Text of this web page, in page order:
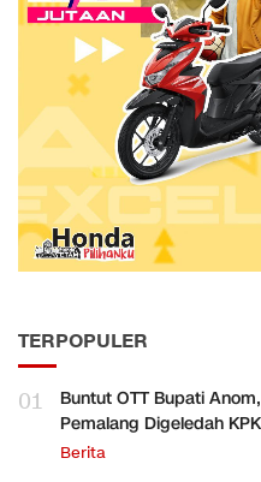
TERPOPULER
01
Buntut OTT Bupati
Pemalang Digeledah KPK
Berita